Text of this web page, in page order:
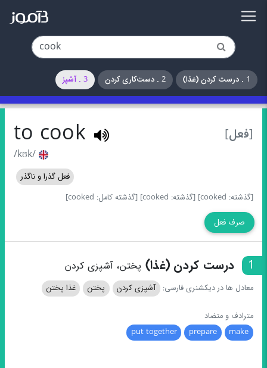
1 . درست کردن (غذا) 2 . دست‌کاری کردن 3 . آشپز
[فعل] to cook
/kʊk/
فعل گذرا و ناگذر
[گذشته: cooked]
[گذشته: cooked] [گذشته کامل: cooked]
صرف فعل
1 درست کردن (غذا) پختن، آشپزی کردن
معادل ها در دیکشنری فارسی: آشپزی کردن پختن غذا پختن
مترادف و متضاد
make
prepare
put together